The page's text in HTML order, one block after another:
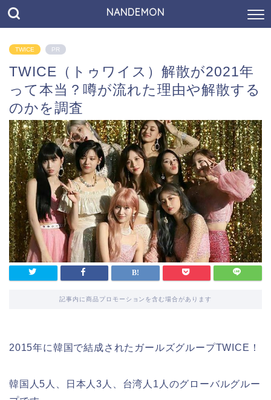
NANDEMON
TWICE PR
TWICE（トゥワイス）解散が2021年
って本当？噂が流れた理由や解散する
のかを調査
記事内に商品プロモーションを含む場合があります
2015年に韓国で結成されたガールズグループTWIC E！
韓国人5人、日本人3人、台湾人1人のグローバルグルー